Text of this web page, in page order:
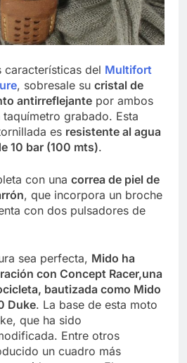
características del Multifort
, sobresale su cristal de
antirreflejante por ambos
grabado. Esta
es resistente al agua
10 bar (100 mts).
con una correa de piel de
, que incorpora un broche
con dos pulsadores de
sea perfecta, Mido ha
con Concept Racer,una
bautizada como Mido
Duke. La base de esta moto
que ha sido
Entre otros
un cuadro más